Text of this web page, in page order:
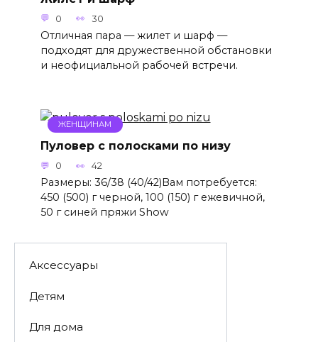
0 30
Отличная пара — жилет и шарф —
подходят для дружественной обстановки
и неофициальной рабочей встречи.
ЖЕНЩИНАМ
Пуловер с полосками по низу
0 42
Размеры: 36/38 (40/42)Вам потребуется:
450 (500) г черной, 100 (150) г ежевичной,
50 г синей пряжи Show
Аксессуары
Детям
Для дома